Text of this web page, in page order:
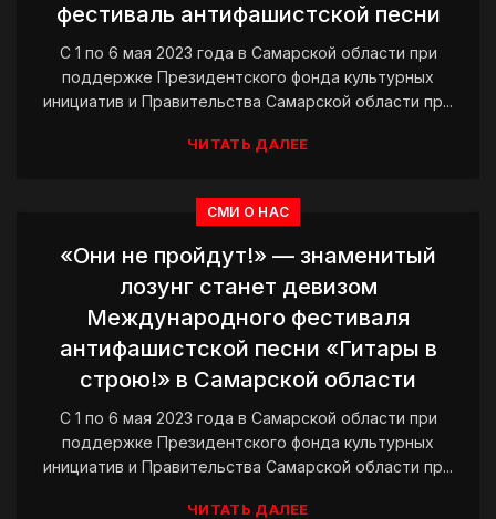
фестиваль антифашистской песни
С 1 по 6 мая 2023 года в Самарской области при
поддержке Президентского фонда культурных
инициатив и Правительства Самарской области пр...
ЧИТАТЬ ДАЛЕЕ
СМИ О НАС
«Они не пройдут!» — знаменитый
лозунг станет девизом
Международного фестиваля
антифашистской песни «Гитары в
строю!» в Самарской области
С 1 по 6 мая 2023 года в Самарской области при
поддержке Президентского фонда культурных
инициатив и Правительства Самарской области пр...
ЧИТАТЬ ДАЛЕЕ